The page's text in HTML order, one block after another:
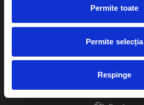
Permite toate
Permite selecția
Respinge
Plata
Livrare
Returnare
Diverse